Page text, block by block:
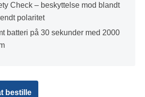
Check – beskyttelse mod blandt
polaritet
batteri på 30 sekunder med 2000
bestille